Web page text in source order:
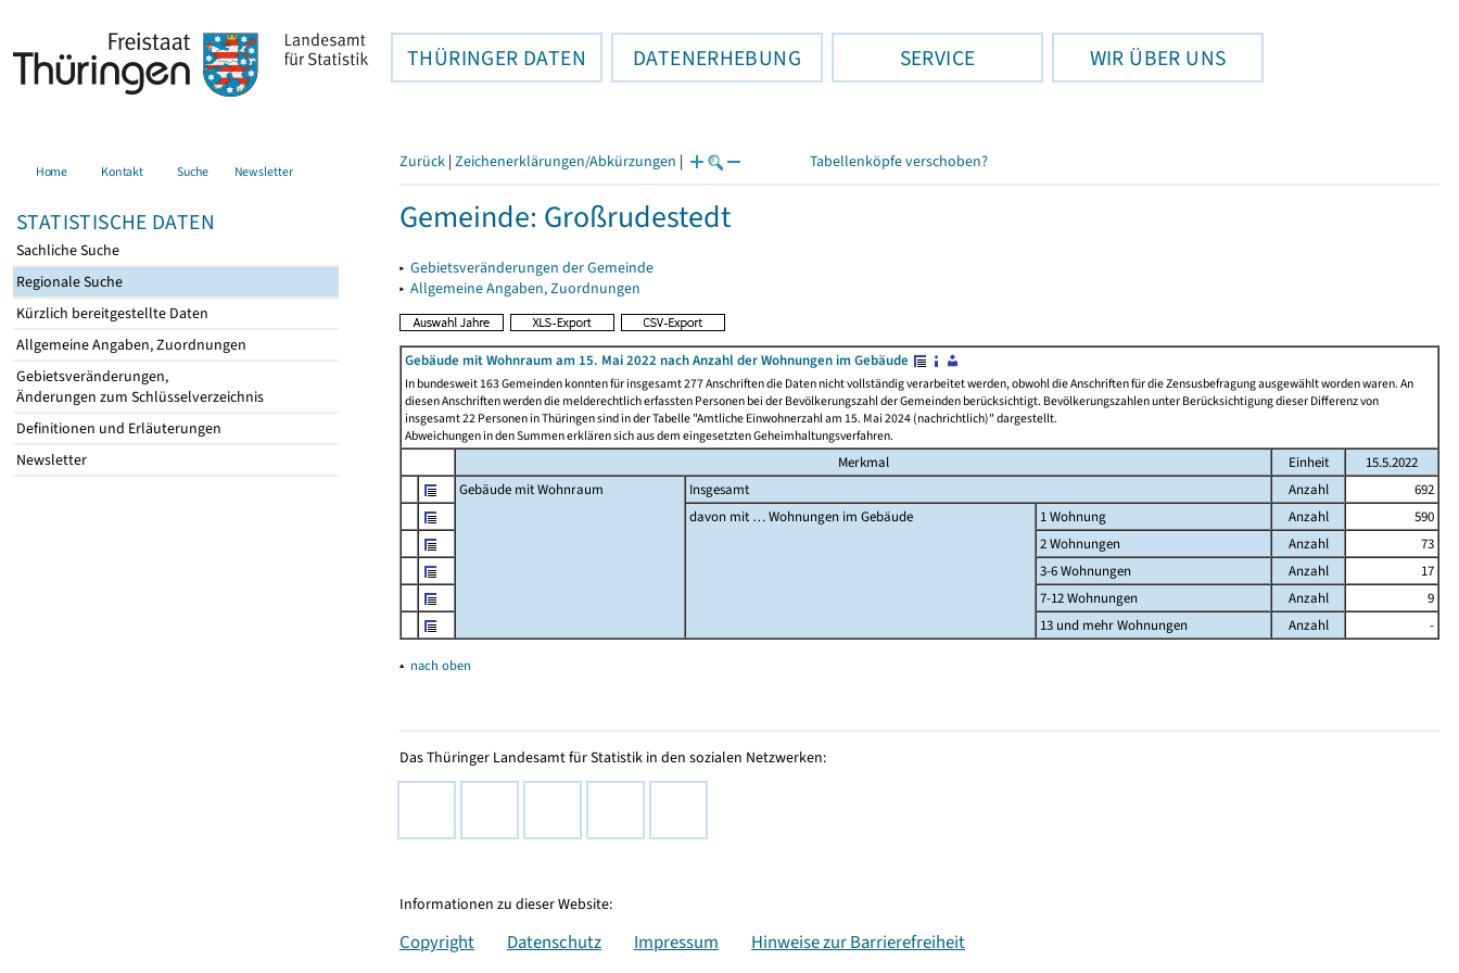
THÜRINGER DATEN DATENERHEBUNG SERVICE WIR ÜBER UNS
Home Kontakt Suche Newsletter
STATISTISCHE DATEN
Sachliche Suche
Regionale Suche
Kürzlich bereitgestellte Daten
Allgemeine Angaben, Zuordnungen
Gebietsveränderungen,
Änderungen zum Schlüsselverzeichnis
Definitionen und Erläuterungen
Newsletter
Zurück | Zeichenerklärungen/Abkürzungen | Tabellenköpfe verschoben?
Gemeinde: Großrudestedt
▸ Gebietsveränderungen der Gemeinde
▸ Allgemeine Angaben, Zuordnungen
Gebäude mit Wohnraum am 15. Mai 2022 nach Anzahl der Wohnungen im Gebäude
In bundesweit 163 Gemeinden konnten für insgesamt 277 Anschriften die Daten nicht vollständig verarbeitet werden, obwohl die Anschriften für die Zensusbefragung ausgewählt worden waren. An
diesen Anschriften werden die melderechtlich erfassten Personen bei der Bevölkerungszahl der Gemeinden berücksichtigt. Bevölkerungszahlen unter Berücksichtigung dieser Differenz von
insgesamt 22 Personen in Thüringen sind in der Tabelle "Amtliche Einwohnerzahl am 15. Mai 2024 (nachrichtlich)" dargestellt.
Abweichungen in den Summen erklären sich aus dem eingesetzten Geheimhaltungsverfahren.
Merkmal Einheit
15.5.2022
Gebäude mit Wohnraum
Insgesamt Anzahl
692
davon mit … Wohnungen im Gebäude
1 Wohnung Anzahl
590
2 Wohnungen
Anzahl
73
3-6 Wohnungen
Anzahl
17
7-12 Wohnungen
Anzahl
9
13 und mehr Wohnungen
Anzahl -
▴ nach oben
Das Thüringer Landesamt für Statistik in den sozialen Netzwerken:
Informationen zu dieser Website:
Copyright Datenschutz Impressum Hinweise zur Barrierefreiheit